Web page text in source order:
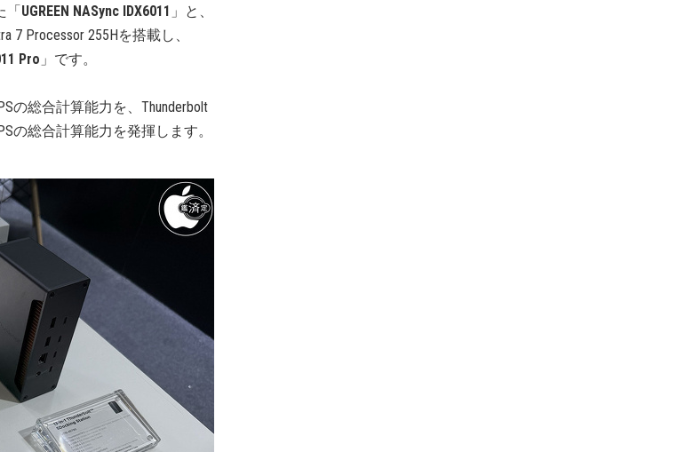
「UGREEN NASync IDX6011 」と、
7 Processor 255Hを搭載し、
Pro 」です。
の総合計算能力を、Thunderbolt
の総合計算能力を発揮します。